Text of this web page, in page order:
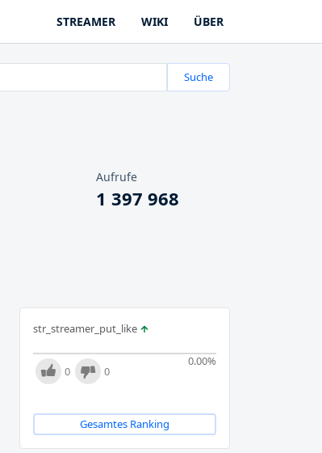
STREAMER WIKI ÜBER
Suche
Aufrufe
1 397 968
str_streamer_put_like
0.00%
0 0
Gesamtes Ranking